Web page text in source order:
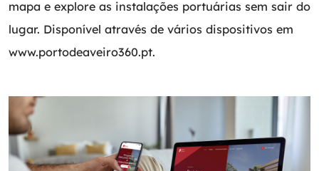
mapa e explore as instalações portuárias sem sair do
lugar. Disponível através de vários dispositivos em
www.portodeaveiro360.pt.